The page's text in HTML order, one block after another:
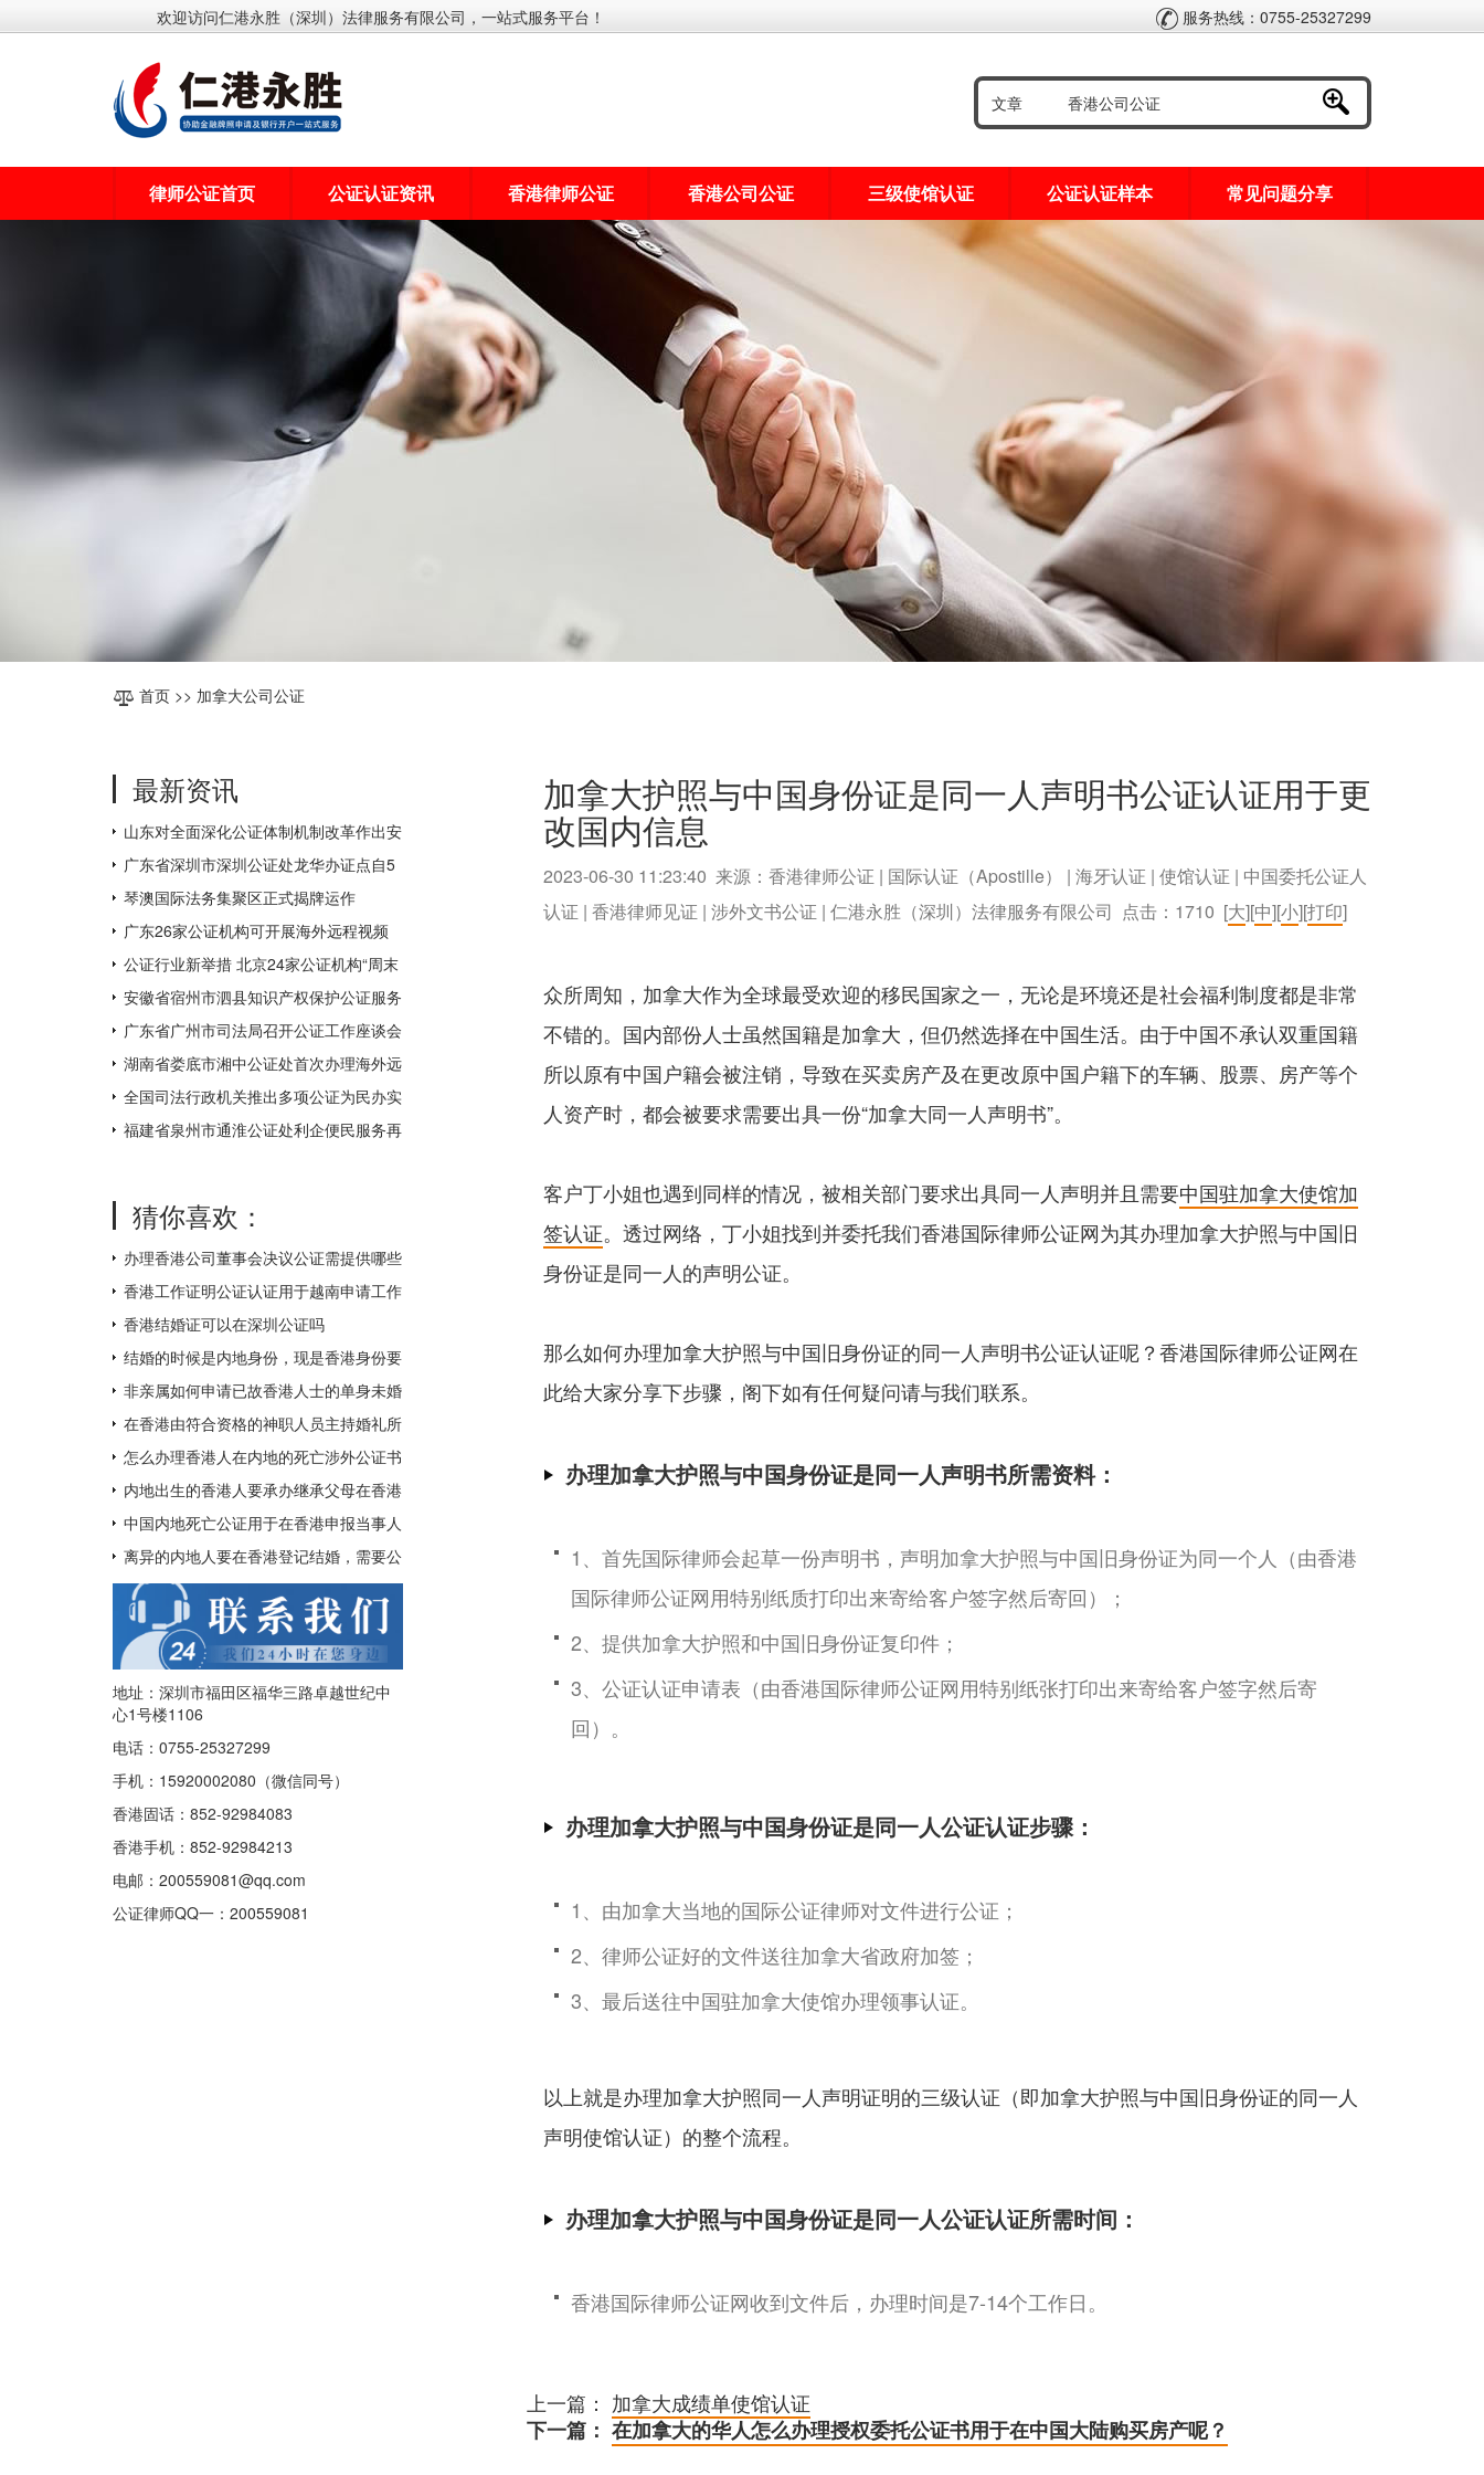
欢迎访问仁港永胜（深圳）法律服务有限公司，一站式服务平台！ 服务热线：0755-25327299
律师公证首页 公证认证资讯 香港律师公证 香港公司公证 三级使馆认证 公证认证样本 常见问题分享
首页 >> 加拿大公司公证
最新资讯
山东对全面深化公证体制机制改革作出安
排部署
广东省深圳市深圳公证处龙华办证点自5
月31日起对外办公
琴澳国际法务集聚区正式揭牌运作
广东26家公证机构可开展海外远程视频
公证，为全国数量最多
公证行业新举措 北京24家公证机构“周末
不打烊
安徽省宿州市泗县知识产权保护公证服务
中心揭牌成立
广东省广州市司法局召开公证工作座谈会
湖南省娄底市湘中公证处首次办理海外远
程视频公证 让距离不再遥远
全国司法行政机关推出多项公证为民办实
事措施
福建省泉州市通淮公证处利企便民服务再
猜你喜欢：
办理香港公司董事会决议公证需提供哪些
附件？
香港工作证明公证认证用于越南申请工作
签证如何办理？
香港结婚证可以在深圳公证吗
结婚的时候是内地身份，现是香港身份要
如何补领香港结婚证呢？
非亲属如何申请已故香港人士的单身未婚
证明文件呢？
在香港由符合资格的神职人员主持婚礼所
得的结婚证书怎么才能得到内地的认可
呢？
怎么办理香港人在内地的死亡涉外公证书
用于配偶在香港再婚？
内地出生的香港人要承办继承父母在香港
的遗产如何办理中国出生公证及认证呢？
中国内地死亡公证用于在香港申报当事人
已经去世及申请注销其香港身份证
离异的内地人要在香港登记结婚，需要公
证香港离婚绝对判令吗？
地址：深圳市福田区福华三路卓越世纪中
心1号楼1106
电话：0755-25327299
手机：15920002080（微信同号）
香港固话：852-92984083
香港手机：852-92984213
电邮：200559081@qq.com
公证律师QQ一： 200559081
加拿大护照与中国身份证是同一人声明书公证认证用于更
改国内信息
2023-06-30 11:23:40 来源：香港律师公证 | 国际认证（Apostille） | 海牙认证 | 使馆认证 | 中国委托公证人
认证 | 香港律师见证 | 涉外文书公证 | 仁港永胜（深圳）法律服务有限公司 点击： 1710 [大][中][小][打印]
众所周知，加拿大作为全球最受欢迎的移民国家之一，无论是环境还是社会福利制度都是非常
不错的。国内部份人士虽然国籍是加拿大，但仍然选择在中国生活。由于中国不承认双重国籍
所以原有中国户籍会被注销，导致在买卖房产及在更改原中国户籍下的车辆、股票、房产等个
人资产时，都会被要求需要出具一份“加拿大同一人声明书”。
客户丁小姐也遇到同样的情况，被相关部门要求出具同一人声明并且需要中国驻加拿大使馆加
签认证。透过网络，丁小姐找到并委托我们香港国际律师公证网为其办理加拿大护照与中国旧
身份证是同一人的声明公证。
那么如何办理加拿大护照与中国旧身份证的同一人声明书公证认证呢？香港国际律师公证网在
此给大家分享下步骤，阁下如有任何疑问请与我们联系。
办理加拿大护照与中国身份证是同一人声明书所需资料：
1、首先国际律师会起草一份声明书，声明加拿大护照与中国旧身份证为同一个人（由香港
国际律师公证网用特别纸质打印出来寄给客户签字然后寄回）；
2、提供加拿大护照和中国旧身份证复印件；
3、公证认证申请表（由香港国际律师公证网用特别纸张打印出来寄给客户签字然后寄
回）。
办理加拿大护照与中国身份证是同一人公证认证步骤：
1、由加拿大当地的国际公证律师对文件进行公证；
2、律师公证好的文件送往加拿大省政府加签；
3、最后送往中国驻加拿大使馆办理领事认证。
以上就是办理加拿大护照同一人声明证明的三级认证（即加拿大护照与中国旧身份证的同一人
声明使馆认证）的整个流程。
办理加拿大护照与中国身份证是同一人公证认证所需时间：
香港国际律师公证网收到文件后，办理时间是7-14个工作日。
上一篇： 加拿大成绩单使馆认证
下一篇： 在加拿大的华人怎么办理授权委托公证书用于在中国大陆购买房产呢？